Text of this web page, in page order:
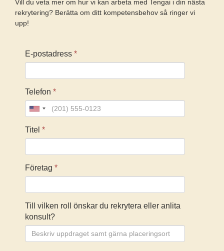
Vill du veta mer om hur vi kan arbeta med Tengai i din nästa
rekrytering? Berätta om ditt kompetensbehov så ringer vi
upp!